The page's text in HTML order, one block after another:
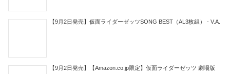
【9月2日発売】仮面ライダーゼッツSONG BEST（AL3枚組） - V.A.
【9月2日発売】【Amazon.co.jp限定】仮面ライダーゼッツ 劇場版